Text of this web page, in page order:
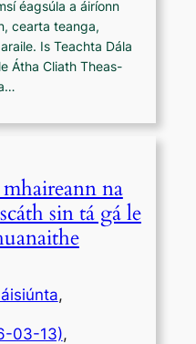
éagsúla a áiríonn
cearta teanga,
Is Teachta Dála
Átha Cliath Theas-
na
sin tá gá le
,
03-13)